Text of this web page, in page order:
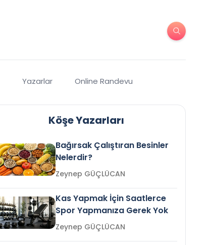
Yazarlar Online Randevu
Köşe Yazarları
Bağırsak Çalıştıran Besinler
Nelerdir?
Zeynep GÜÇLÜCAN
Kas Yapmak İçin Saatlerce
Spor Yapmanıza Gerek Yok
Zeynep GÜÇLÜCAN